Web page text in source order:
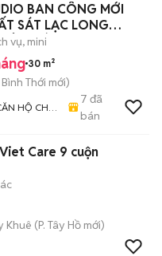
BAN CÔNG MỚI
SÁT LẠC LONG
HÓA Q11Q
vụ, mini
30 m²
Bình Thới mới)
HỘ CHO
Ở
7 đã
bán
Care 9 cuộn
Khuê (P. Tây Hồ mới)